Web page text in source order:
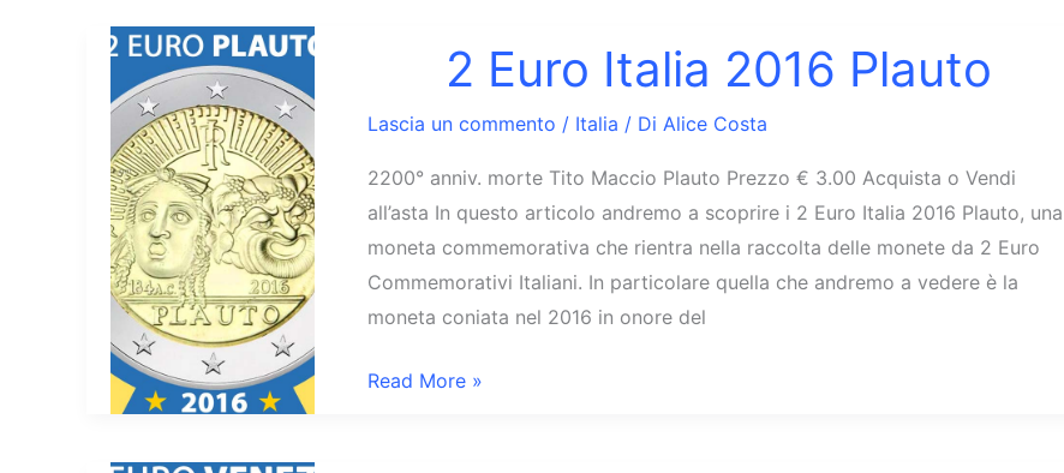
2 Euro Italia 2016 Plauto
Lascia un commento / Italia / Di Alice Costa
2200° anniv. morte Tito Maccio Plauto Prezzo € 3.00 Acquista o Vendi
all’asta In questo articolo andremo a scoprire i 2 Euro Italia 2016 Plauto, una
moneta commemorativa che rientra nella raccolta delle monete da 2 Euro
Commemorativi Italiani. In particolare quella che andremo a vedere è la
moneta coniata nel 2016 in onore del
2
Read More »